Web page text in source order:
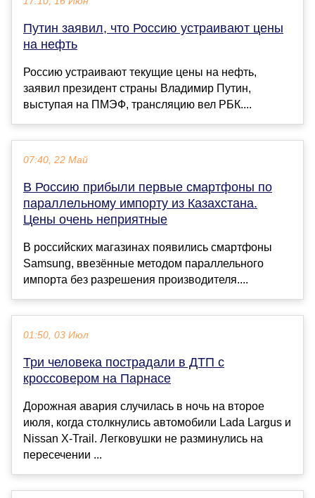
Путин заявил, что Россию устраивают цены
на нефть
Россию устраивают текущие цены на нефть,
заявил президент страны Владимир Путин,
выступая на ПМЭФ, трансляцию вел РБК....
07:40, 22 Май
В Россию прибыли первые смартфоны по
параллельному импорту из Казахстана.
Цены очень неприятные
В российских магазинах появились смартфоны
Samsung, ввезённые методом параллельного
импорта без разрешения производителя....
01:50, 03 Июл
Три человека пострадали в ДТП с
кроссовером на Парнасе
Дорожная авария случилась в ночь на второе
июля, когда столкнулись автомобили Lada Largus и
Nissan X-Trail. Легковушки не разминулись на
пересечении ...